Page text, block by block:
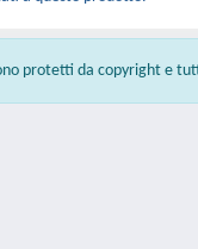
protetti da copyright e